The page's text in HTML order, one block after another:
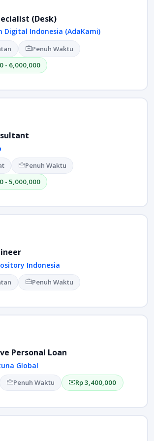
(Desk)
Digital Indonesia (AdaKami)
Penuh Waktu
- 6,000,000
Penuh Waktu
- 5,000,000
Indonesia
Penuh Waktu
Personal Loan
Global
Penuh Waktu Rp 3,400,000